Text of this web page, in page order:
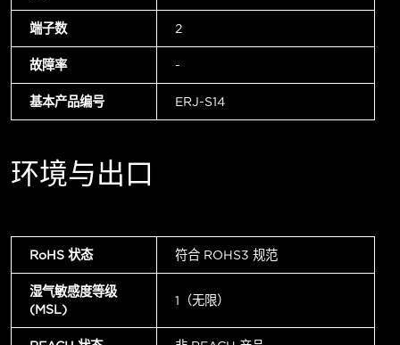
端子数 2
故障率 -
基本产品编号 ERJ-S14
环境与出口
RoHS 状态 符合 ROHS3 规范
湿气敏感度等级
(MSL)
1（无限）